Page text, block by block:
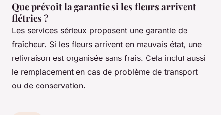
Que prévoit la garantie si les fleurs arrivent
flétries ?
Les services sérieux proposent une garantie de
fraîcheur. Si les fleurs arrivent en mauvais état, une
relivraison est organisée sans frais. Cela inclut aussi
le remplacement en cas de problème de transport
ou de conservation.